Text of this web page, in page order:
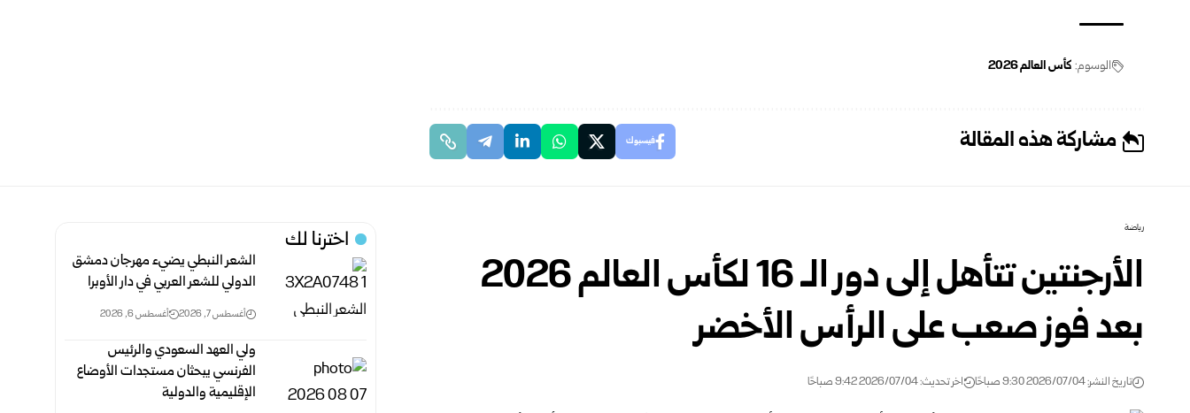
الوسوم: كأس العالم 2026
مشاركة هذه المقالة فيسبوك
رياضة
الأرجنتين تتأهل إلى دور الـ 16 لكأس العالم 2026
بعد فوز صعب على الرأس الأخضر
تاريخ النشر: 2026/07/04 9:30 صباحًا اخر تحديث: 2026/07/04 9:42 صباحًا
اخترنا لك
الشعر النبطي يضيء مهرجان دمشق
الدولي للشعر العربي في دار الأوبرا
أغسطس 7, 2026 أغسطس 6, 2026
ولي العهد السعودي والرئيس
الفرنسي يبحثان مستجدات الأوضاع
الإقليمية والدولية